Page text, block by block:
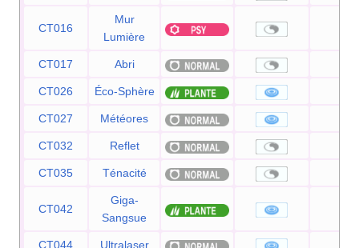
CT016
Mur
Lumière
CT017 Abri
CT026 Éco-Sphère
CT027 Météores
CT032 Reflet
CT035 Ténacité
CT042
Giga-
Sangsue
CT044 Ultralaser